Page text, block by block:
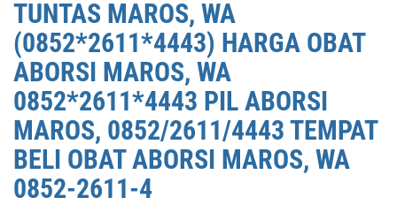
TUNTAS MAROS, WA
(0852*2611*4443) HARGA OBAT
ABORSI MAROS, WA
0852*2611*4443 PIL ABORSI
MAROS, 0852/2611/4443 TEMPAT
BELI OBAT ABORSI MAROS, WA
0852-2611-4